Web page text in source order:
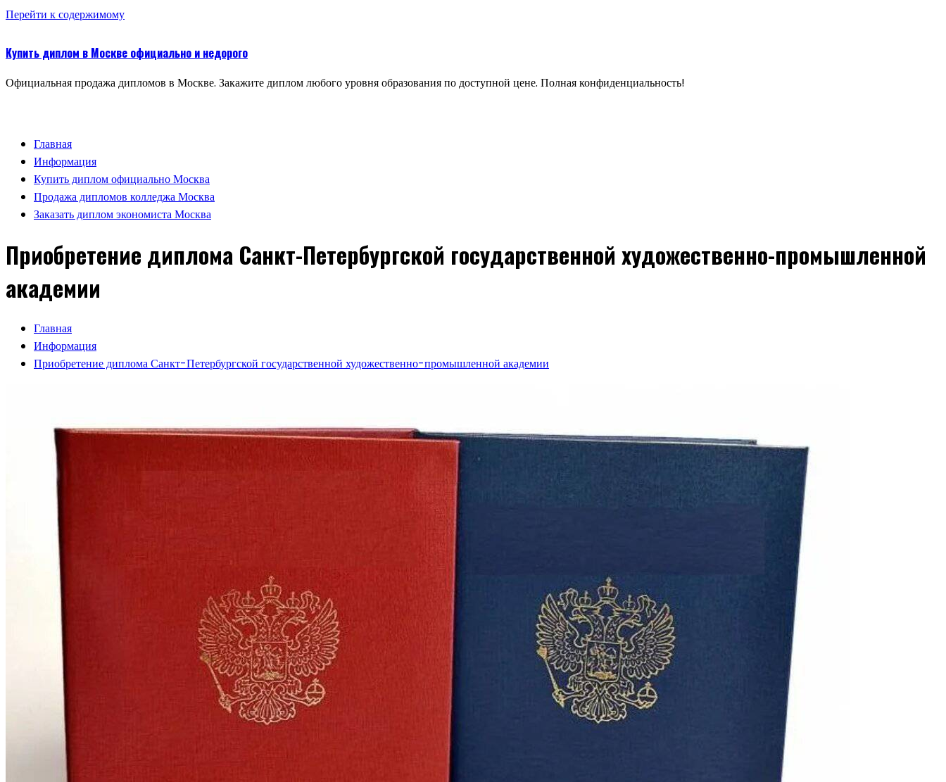
Перейти к содержимому
Купить диплом в Москве официально и недорого
Официальная продажа дипломов в Москве. Закажите диплом любого уровня образования по доступной цене. Полная конфиденциальность!
Главная
Информация
Купить диплом официально Москва
Продажа дипломов колледжа Москва
Заказать диплом экономиста Москва
Приобретение диплома Санкт-Петербургской государственной художественно-промышленной
академии
Главная
Информация
Приобретение диплома Санкт-Петербургской государственной художественно-промышленной академии